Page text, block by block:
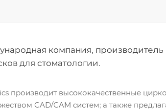
компания, производитель
для стоматологии.
производит высококачественные
CAD/CAM систем; а также